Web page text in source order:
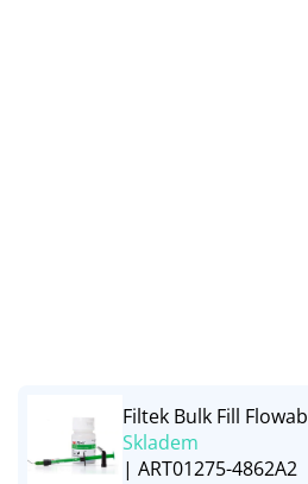
Filtek Bulk Fill
Skladem
| ART01275-4862A2